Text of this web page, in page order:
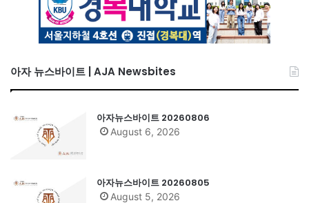
아자 뉴스바이트 | AJA Newsbites
아자뉴스바이트 20260806
August 6, 2026
아자뉴스바이트 20260805
August 5, 2026